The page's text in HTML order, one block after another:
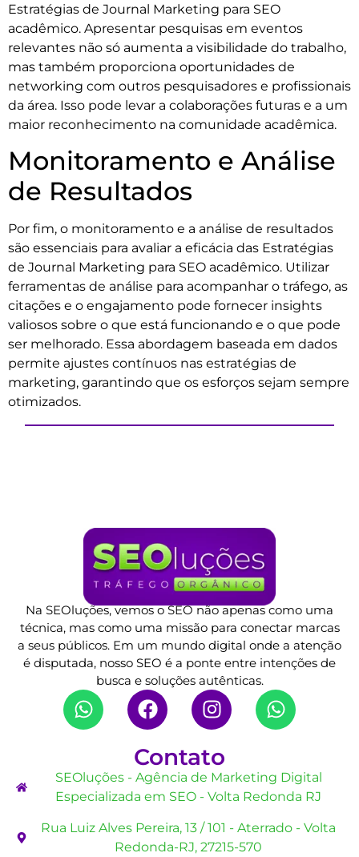
Estratégias de Journal Marketing para SEO
acadêmico. Apresentar pesquisas em eventos
relevantes não só aumenta a visibilidade do trabalho,
mas também proporciona oportunidades de
networking com outros pesquisadores e profissionais
da área. Isso pode levar a colaborações futuras e a um
maior reconhecimento na comunidade acadêmica.
Monitoramento e Análise
de Resultados
Por fim, o monitoramento e a análise de resultados
são essenciais para avaliar a eficácia das Estratégias
de Journal Marketing para SEO acadêmico. Utilizar
ferramentas de análise para acompanhar o tráfego, as
citações e o engajamento pode fornecer insights
valiosos sobre o que está funcionando e o que pode
ser melhorado. Essa abordagem baseada em dados
permite ajustes contínuos nas estratégias de
marketing, garantindo que os esforços sejam sempre
otimizados.
Na SEOluções, vemos o SEO não apenas como uma
técnica, mas como uma missão para conectar marcas
a seus públicos. Em um mundo digital onde a atenção
é disputada, nosso SEO é a ponte entre intenções de
busca e soluções autênticas.
Contato
SEOluções - Agência de Marketing Digital
Especializada em SEO - Volta Redonda RJ
Rua Luiz Alves Pereira, 13 / 101 - Aterrado - Volta
Redonda-RJ, 27215-570